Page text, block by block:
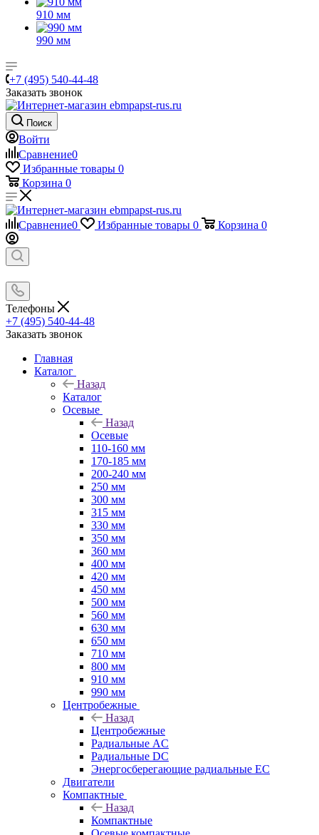
910 мм
990 мм
+7 (495) 540-44-48
Заказать звонок
Поиск
Войти
Сравнение0
Избранные товары 0
Корзина 0
Сравнение0 Избранные товары 0 Корзина 0
Телефоны
+7 (495) 540-44-48
Заказать звонок
Главная
Каталог
Назад
Каталог
Осевые
Назад
Осевые
110-160 мм
170-185 мм
200-240 мм
250 мм
300 мм
315 мм
330 мм
350 мм
360 мм
400 мм
420 мм
450 мм
500 мм
560 мм
630 мм
650 мм
710 мм
800 мм
910 мм
990 мм
Центробежные
Назад
Центробежные
Радиальные AC
Радиальные DC
Энергосберегающие радиальные EC
Двигатели
Компактные
Назад
Компактные